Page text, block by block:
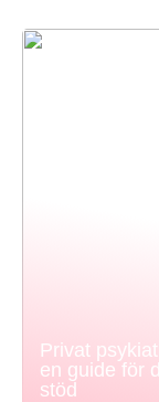
Privat
en guide för
stöd